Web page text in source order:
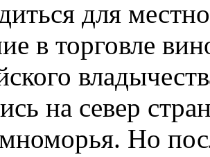
для
в торговле
на север
Но